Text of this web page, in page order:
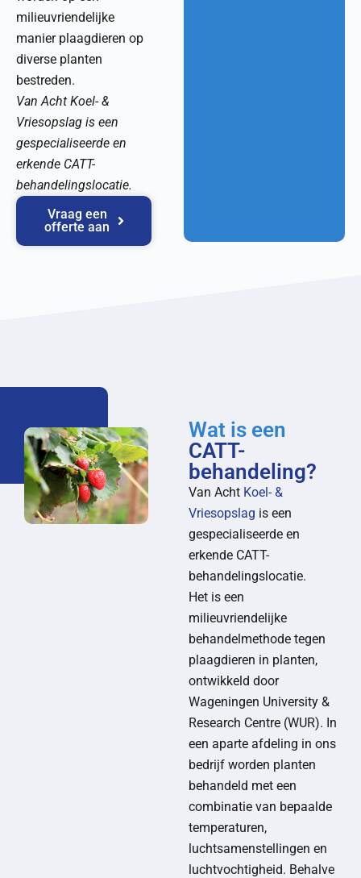
milieuvriendelijke
manier plaagdieren op
diverse planten
bestreden.
Van Acht Koel- &
Vriesopslag is een
gespecialiseerde en
erkende CATT-
behandelingslocatie.
Vraag een
offerte aan
Wat is een
CATT-
behandeling?
Van Acht Koel- &
Vriesopslag is een
gespecialiseerde en
erkende CATT-
behandelingslocatie.
Het is een
milieuvriendelijke
behandelmethode tegen
plaagdieren in planten,
ontwikkeld door
Wageningen University &
Research Centre (WUR). In
een aparte afdeling in ons
bedrijf worden planten
behandeld met een
combinatie van bepaalde
temperaturen,
luchtsamenstellingen en
luchtvochtigheid. Behalve